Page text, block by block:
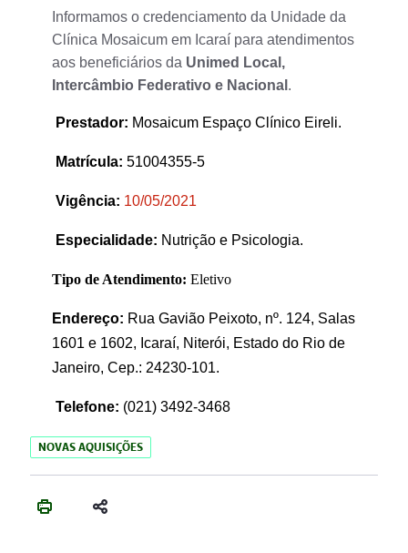
Informamos o credenciamento da Unidade da
Clínica Mosaicum em Icaraí para atendimentos
aos beneficiários da Unimed Local,
Intercâmbio Federativo e Nacional .
Prestador: Mosaicum Espaço Clínico Eireli.
Matrícula: 51004355-5
Vigência: 10/05/2021
Especialidade: Nutrição e Psicologia.
Tipo de Atendimento: Eletivo
Endereço: Rua Gavião Peixoto, nº. 124, Salas
1601 e 1602, Icaraí, Niterói, Estado do Rio de
Janeiro, Cep.: 24230-101.
Telefone: (021) 3492-3468
NOVAS AQUISIÇÕES